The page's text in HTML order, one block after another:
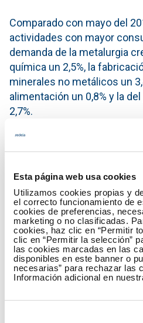
Esta página web usa cookies
Utilizamos cookies propias y
el correcto funcionamiento de
cookies de preferencias,
marketing o no clasificadas.
cookies, haz clic en “Permitir
clic en “Permitir la selección”
las cookies marcadas en las
disponibles en este banner o
necesarias” para rechazar las
Información adicional en
Comparado con mayo del
actividades con mayor
demanda de la metalurgia
química un 2,5%, la
minerales no metálicos un
alimentación un 0,8% y la
2,7%.
Asimismo, las actividades
crecimiento del consumo
han sido: la metalurgia con
captación, depuración y
la fabricación de vehículos
semirremolques (8,1%), la
productos minerales no
fabricación de productos
(5,2%).
una de las actividades